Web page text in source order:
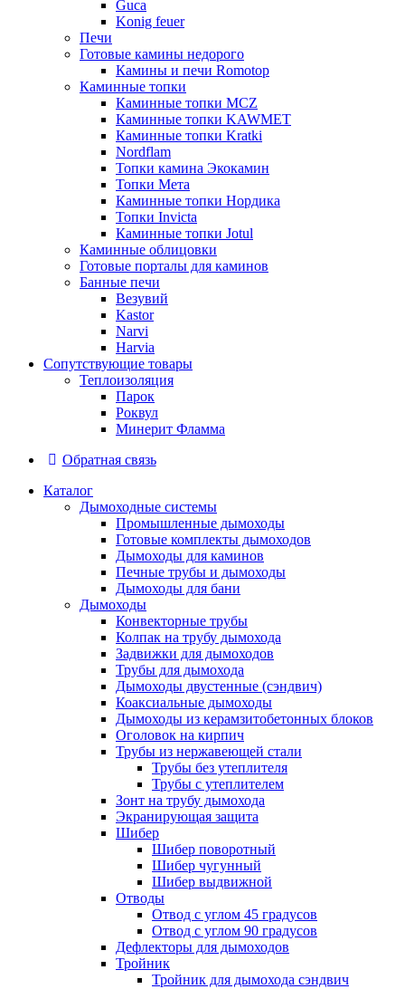
Guca
Konig feuer
Печи
Готовые камины недорого
Камины и печи Romotop
Каминные топки
Каминные топки MCZ
Каминные топки KAWMET
Каминные топки Kratki
Nordflam
Топки камина Экокамин
Топки Мета
Каминные топки Нордика
Топки Invicta
Каминные топки Jotul
Каминные облицовки
Готовые порталы для каминов
Банные печи
Везувий
Kastor
Narvi
Harvia
Сопутствующие товары
Теплоизоляция
Парок
Роквул
Минерит Фламма
Обратная связь
Каталог
Дымоходные системы
Промышленные дымоходы
Готовые комплекты дымоходов
Дымоходы для каминов
Печные трубы и дымоходы
Дымоходы для бани
Дымоходы
Конвекторные трубы
Колпак на трубу дымохода
Задвижки для дымоходов
Трубы для дымохода
Дымоходы двустенные (сэндвич)
Коаксиальные дымоходы
Дымоходы из керамзитобетонных блоков
Оголовок на кирпич
Трубы из нержавеющей стали
Трубы без утеплителя
Трубы с утеплителем
Зонт на трубу дымохода
Экранирующая защита
Шибер
Шибер поворотный
Шибер чугунный
Шибер выдвижной
Отводы
Отвод с углом 45 градусов
Отвод с углом 90 градусов
Дефлекторы для дымоходов
Тройник
Тройник для дымохода сэндвич